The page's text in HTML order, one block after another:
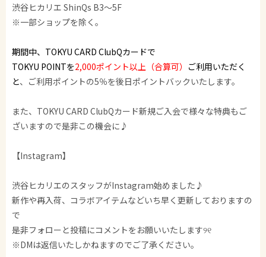
渋谷ヒカリエ ShinQs B3～5F
※一部ショップを除く。
期間中、TOKYU CARD ClubQカードで
TOKYU POINTを2,000ポイント以上（合算可） ご利用いただく
と、ご利用ポイントの5％を後日ポイントバックいたします。
また、TOKYU CARD ClubQカード新規ご入会で様々な特典もご
ざいますので是非この機会に♪
【Instagram】
渋谷ヒカリエのスタッフがInstagram始めました♪
新作や再入荷、コラボアイテムなどいち早く更新しておりますの
で
是非フォローと投稿にコメントをお願いいたします୨୧
※DMは返信いたしかねますのでご了承ください。